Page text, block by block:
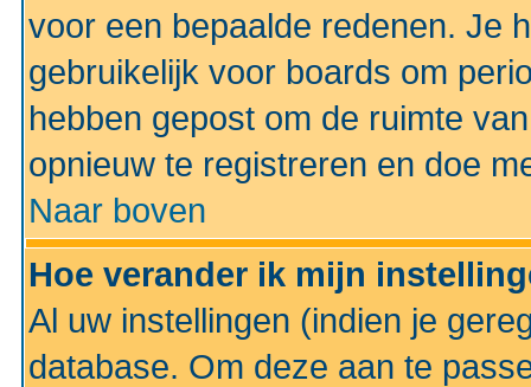
voor een bepaalde redenen. Je
gebruikelijk voor boards om
hebben gepost om de ruimte
opnieuw te registreren en doe
Naar boven
Hoe verander ik mijn
Al uw instellingen (indien je
database. Om deze aan te